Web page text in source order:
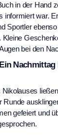
in der Hand
informiert war.
Sportler
Kleine
bei den
Nachmittag
Runde
gefeiert und